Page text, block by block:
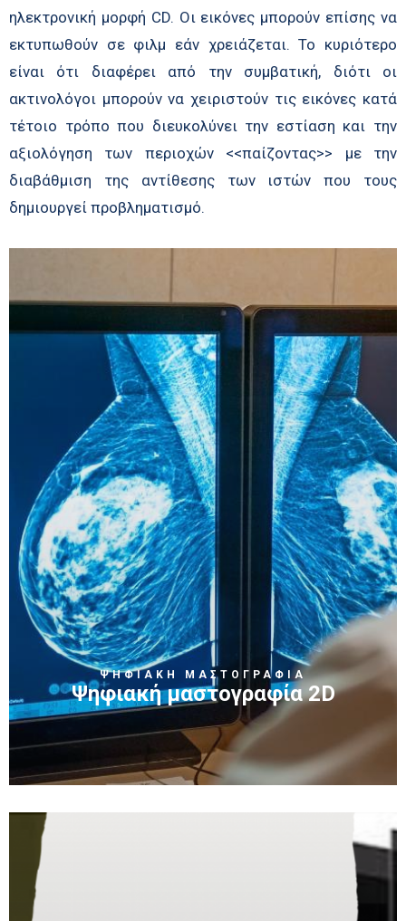
ηλεκτρονική μορφή CD. Οι εικόνες μπορούν επίσης να
εκτυπωθούν σε φιλμ εάν χρειάζεται. Το κυριότερο
είναι ότι διαφέρει από την συμβατική, διότι οι
ακτινολόγοι μπορούν να χειριστούν τις εικόνες κατά
τέτοιο τρόπο που διευκολύνει την εστίαση και την
αξιολόγηση των περιοχών <<παίζοντας>> με την
διαβάθμιση της αντίθεσης των ιστών που τους
δημιουργεί προβληματισμό.
ΨΗΦΙΑΚΗ ΜΑΣΤΟΓΡΑΦΙΑ
Ψηφιακή μαστογραφία 2D